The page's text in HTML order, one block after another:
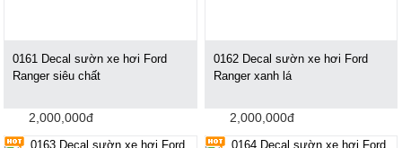
0161 Decal sườn xe hơi Ford
Ranger siêu chất
2,000,000đ
0162 Decal sườn xe hơi Ford
Ranger xanh lá
2,000,000đ